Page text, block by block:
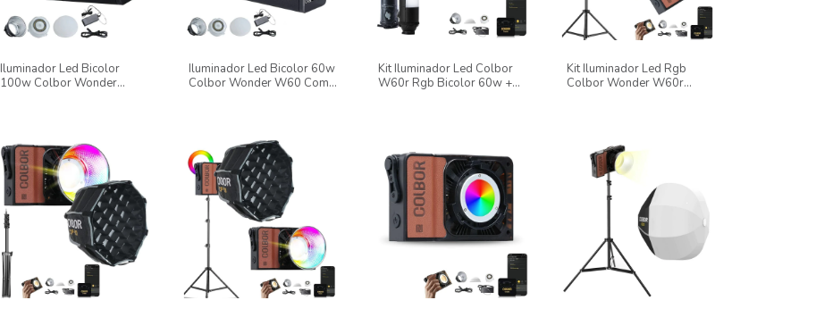
Iluminador Led Bicolor
100w Colbor Wonder
Iluminador Led Bicolor 60w
Colbor Wonder W60 Com
Kit Iluminador Led Colbor
W60r Rgb Bicolor 60w +
Kit Iluminador Led Rgb
Colbor Wonder W60r